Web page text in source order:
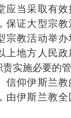
应当采取有
保证大型宗
宗教活动举
上地方人民
实施必要的管
仰伊斯兰教
由伊斯兰教